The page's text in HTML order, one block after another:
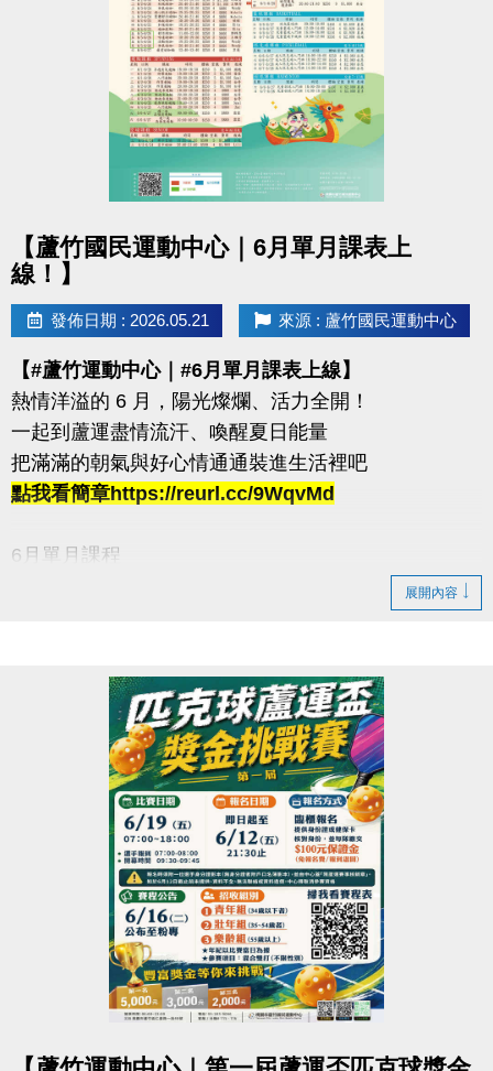
→ 季軍獎金：1,000元
-————————————
五大關卡連續挑戰
箱跳→ 藥球胸推→ SSB蹲舉→ 槓鈴借力推→滑雪機
每站分開計時，完成一個循環才算成功！
120秒內完成指定動作，考驗你的體能與意志力
凡報名參賽即可獲得 #限量T-SHIRT乙件（數量有限，
送完為止）
加碼優惠 :
1.參賽者折扣：參賽者於活動後1週內可享9折購買家
教課程或團體課程（含體驗課程）。
2.運動持續挑戰方案：參賽者若於活動後1週內報名體
適能月會員或者海陸卡，可享9折優惠。
活動優惠不得與其他折扣、優惠、行銷活動合併使用
連絡資訊
-官網 :
https://www.lzsports.com.tw/zh_TW/news/pageID/1/
【蘆竹國民運動中心｜6月單月課表上
線！】
發佈日期 : 2026.05.21 來源 : 蘆竹國民運動中心
【#蘆竹運動中心｜#6月單月課表上線】
熱情洋溢的 6 月，陽光燦爛、活力全開！
一起到蘆運盡情流汗、喚醒夏日能量
把滿滿的朝氣與好心情通通裝進生活裡吧
點我看簡章https://reurl.cc/9WqvMd
6月單月課程
▶ 課程臨櫃報名，【NEW】課程可使用APP報名。
▶ 上課請穿著運動服裝，並攜帶毛巾、水。
▶ 有氧、瑜珈、飛輪需年滿15歲；懸吊、空瑜需年滿
▶ 若因人數不足無法開班，將於開課前通知，並請持
原信用卡、繳費憑證及發票至本中心辦理退費。
-洽詢專線：03-2639066 #112
-官網 :
https://www.lzsports.com.tw/zh_TW/news/pageID/1/
-FB : 桃園市蘆竹國民運動中心
-IG : @luzhusports
展開內容